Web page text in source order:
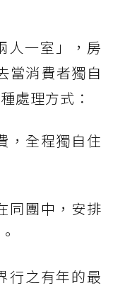
人一室」，房
當消費者獨自
處理方式：
，全程獨自住
同團中，安排
行之有年的最